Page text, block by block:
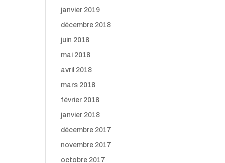
janvier 2019
décembre 2018
juin 2018
mai 2018
avril 2018
mars 2018
février 2018
janvier 2018
décembre 2017
novembre 2017
octobre 2017